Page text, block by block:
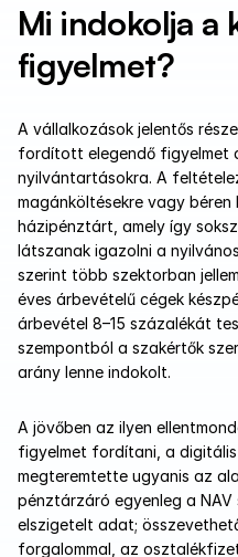
Mi indokolja a
figyelmet?
A vállalkozások jelentős
fordított elegendő figyelmet
nyilvántartásokra. A
magánköltésekre vagy
házipénztárt, amely így
látszanak igazolni a
szerint több szektorban
éves árbevételű cégek
árbevétel 8–15 százalékát
szempontból a szakértők
arány lenne indokolt.
A jövőben az ilyen
figyelmet fordítani, a
megteremtette ugyanis az
pénztárzáró egyenleg a NAV
elszigetelt adat;
forgalommal, az